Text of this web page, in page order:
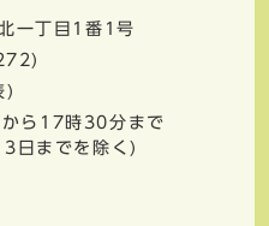
一丁目1番1号
)
ら17時30分まで
日までを除く)